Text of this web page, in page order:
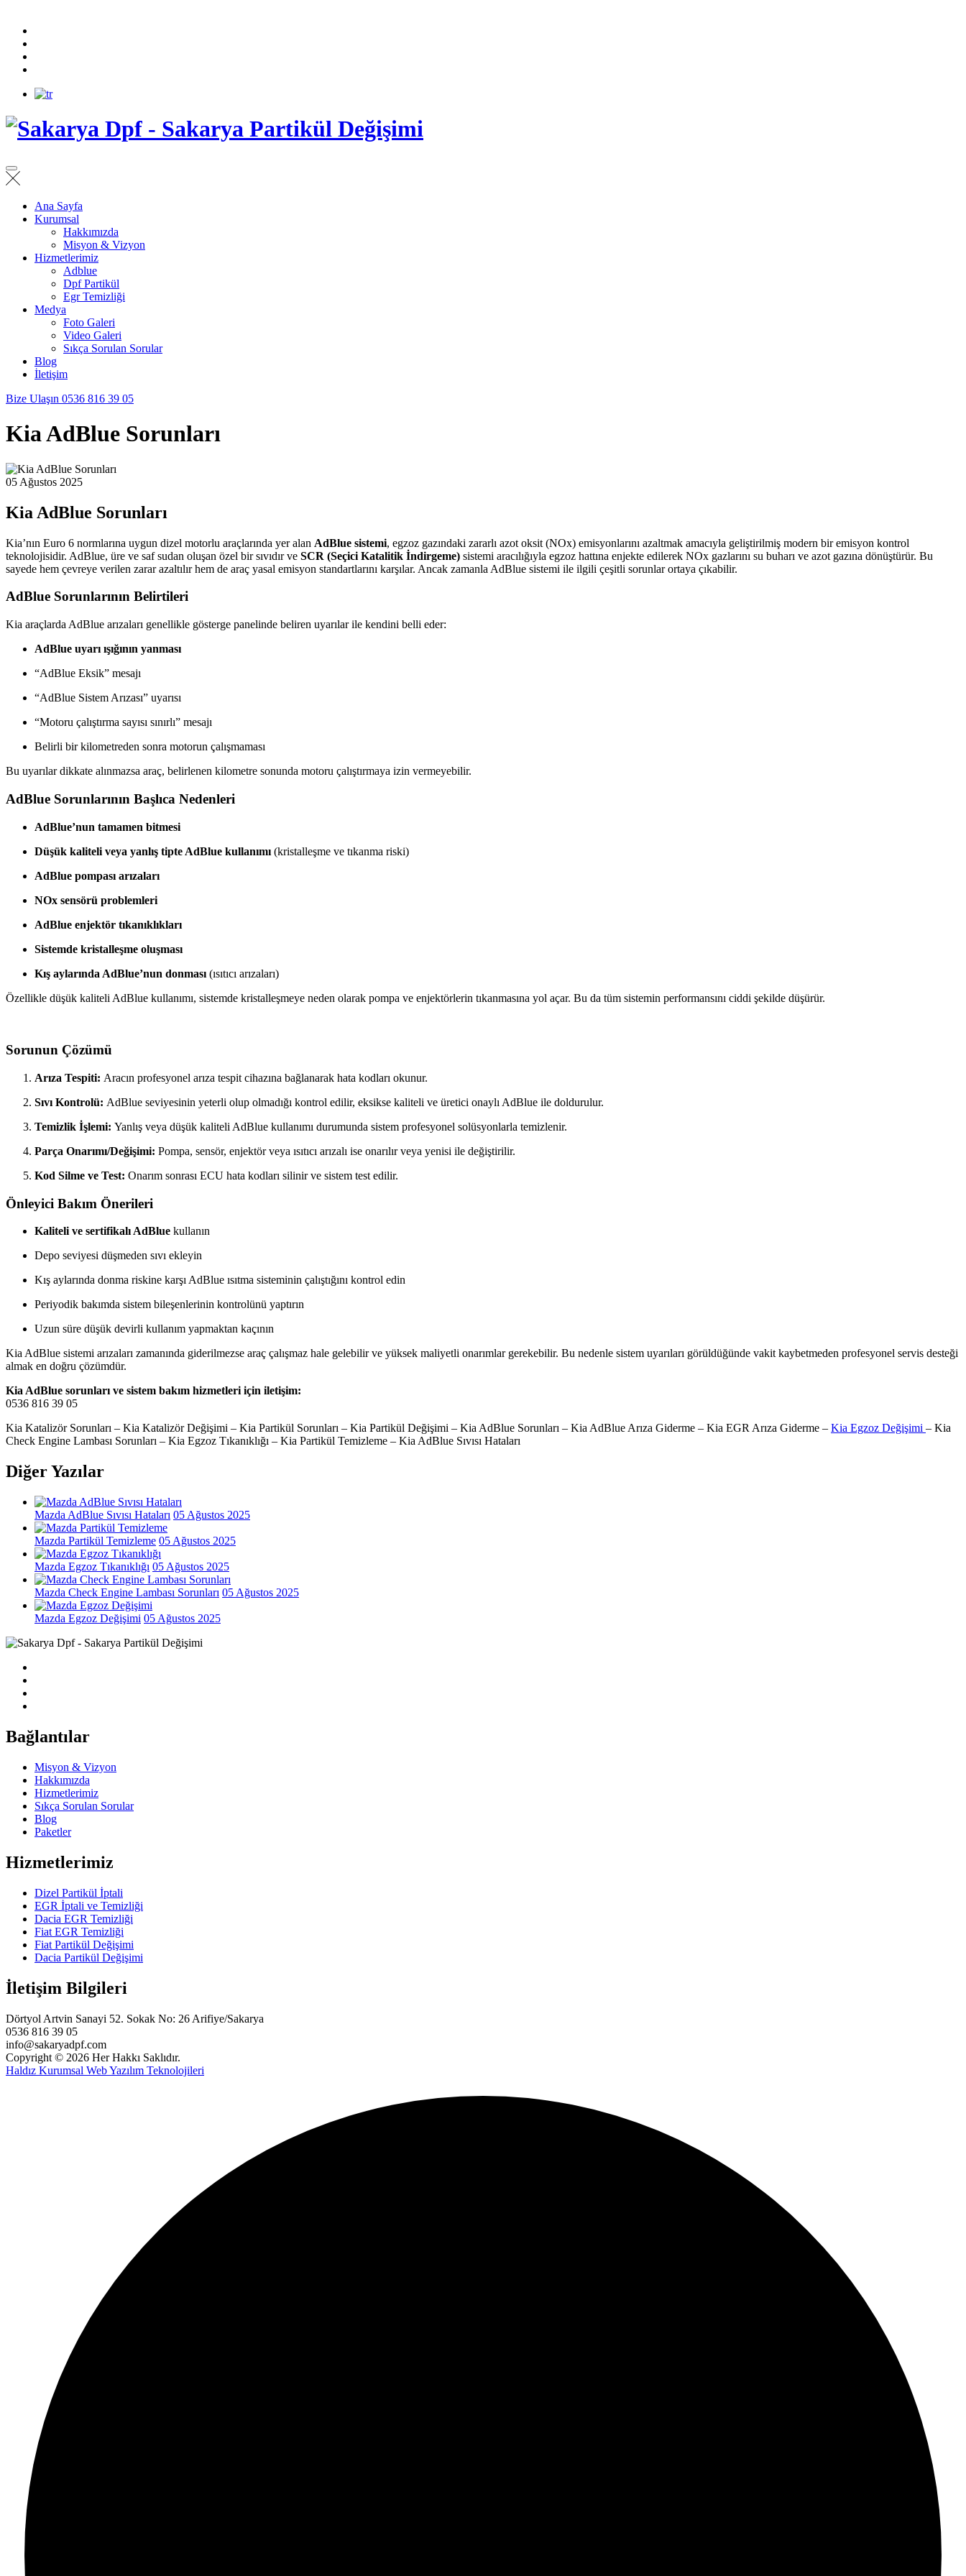
Ana Sayfa
Kurumsal
Hakkımızda
Misyon & Vizyon
Hizmetlerimiz
Adblue
Dpf Partikül
Egr Temizliği
Medya
Foto Galeri
Video Galeri
Sıkça Sorulan Sorular
Blog
İletişim
Bize Ulaşın 0536 816 39 05
Kia AdBlue Sorunları
05 Ağustos 2025
Kia AdBlue Sorunları
Kia’nın Euro 6 normlarına uygun dizel motorlu araçlarında yer alan AdBlue sistemi, egzoz gazındaki zararlı azot oksit (NOx) emisyonlarını azaltmak amacıyla geliştirilmiş modern bir emisyon kontrol
teknolojisidir. AdBlue, üre ve saf sudan oluşan özel bir sıvıdır ve SCR (Seçici Katalitik İndirgeme) sistemi aracılığıyla egzoz hattına enjekte edilerek NOx gazlarını su buharı ve azot gazına dönüştürür. Bu
sayede hem çevreye verilen zarar azaltılır hem de araç yasal emisyon standartlarını karşılar. Ancak zamanla AdBlue sistemi ile ilgili çeşitli sorunlar ortaya çıkabilir.
AdBlue Sorunlarının Belirtileri
Kia araçlarda AdBlue arızaları genellikle gösterge panelinde beliren uyarılar ile kendini belli eder:
AdBlue uyarı ışığının yanması
“AdBlue Eksik” mesajı
“AdBlue Sistem Arızası” uyarısı
“Motoru çalıştırma sayısı sınırlı” mesajı
Belirli bir kilometreden sonra motorun çalışmaması
Bu uyarılar dikkate alınmazsa araç, belirlenen kilometre sonunda motoru çalıştırmaya izin vermeyebilir.
AdBlue Sorunlarının Başlıca Nedenleri
AdBlue’nun tamamen bitmesi
Düşük kaliteli veya yanlış tipte AdBlue kullanımı (kristalleşme ve tıkanma riski)
AdBlue pompası arızaları
NOx sensörü problemleri
AdBlue enjektör tıkanıklıkları
Sistemde kristalleşme oluşması
Kış aylarında AdBlue’nun donması (ısıtıcı arızaları)
Özellikle düşük kaliteli AdBlue kullanımı, sistemde kristalleşmeye neden olarak pompa ve enjektörlerin tıkanmasına yol açar. Bu da tüm sistemin performansını ciddi şekilde düşürür.
Sorunun Çözümü
Arıza Tespiti: Aracın profesyonel arıza tespit cihazına bağlanarak hata kodları okunur.
Sıvı Kontrolü: AdBlue seviyesinin yeterli olup olmadığı kontrol edilir, eksikse kaliteli ve üretici onaylı AdBlue ile doldurulur.
Temizlik İşlemi: Yanlış veya düşük kaliteli AdBlue kullanımı durumunda sistem profesyonel solüsyonlarla temizlenir.
Parça Onarımı/Değişimi: Pompa, sensör, enjektör veya ısıtıcı arızalı ise onarılır veya yenisi ile değiştirilir.
Kod Silme ve Test: Onarım sonrası ECU hata kodları silinir ve sistem test edilir.
Önleyici Bakım Önerileri
Kaliteli ve sertifikalı AdBlue kullanın
Depo seviyesi düşmeden sıvı ekleyin
Kış aylarında donma riskine karşı AdBlue ısıtma sisteminin çalıştığını kontrol edin
Periyodik bakımda sistem bileşenlerinin kontrolünü yaptırın
Uzun süre düşük devirli kullanım yapmaktan kaçının
Kia AdBlue sistemi arızaları zamanında giderilmezse araç çalışmaz hale gelebilir ve yüksek maliyetli onarımlar gerekebilir. Bu nedenle sistem uyarıları görüldüğünde vakit kaybetmeden profesyonel servis desteği
almak en doğru çözümdür.
Kia AdBlue sorunları ve sistem bakım hizmetleri için iletişim:
0536 816 39 05
Kia Katalizör Sorunları – Kia Katalizör Değişimi – Kia Partikül Sorunları – Kia Partikül Değişimi – Kia AdBlue Sorunları – Kia AdBlue Arıza Giderme – Kia EGR Arıza Giderme – Kia Egzoz Değişimi – Kia
Check Engine Lambası Sorunları – Kia Egzoz Tıkanıklığı – Kia Partikül Temizleme – Kia AdBlue Sıvısı Hataları
Diğer Yazılar
Mazda AdBlue Sıvısı Hataları 05 Ağustos 2025
Mazda Partikül Temizleme 05 Ağustos 2025
Mazda Egzoz Tıkanıklığı 05 Ağustos 2025
Mazda Check Engine Lambası Sorunları 05 Ağustos 2025
Mazda Egzoz Değişimi 05 Ağustos 2025
Bağlantılar
Misyon & Vizyon
Hakkımızda
Hizmetlerimiz
Sıkça Sorulan Sorular
Blog
Paketler
Hizmetlerimiz
Dizel Partikül İptali
EGR İptali ve Temizliği
Dacia EGR Temizliği
Fiat EGR Temizliği
Fiat Partikül Değişimi
Dacia Partikül Değişimi
İletişim Bilgileri
Dörtyol Artvin Sanayi 52. Sokak No: 26 Arifiye/Sakarya
0536 816 39 05
info@sakaryadpf.com
Copyright © 2026 Her Hakkı Saklıdır.
Haldız Kurumsal Web Yazılım Teknolojileri